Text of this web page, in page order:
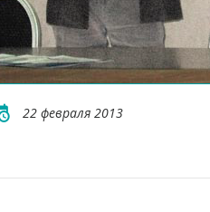
22 февраля 2013